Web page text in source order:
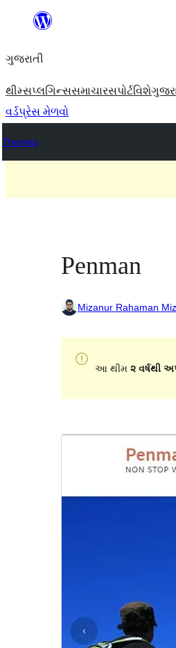
કંટેન્ટ(લખાણ)
જાઓ
ગુજરાતી
થીમ્સપ્લગિન્સસમાચારસપોર્ટવિશે
વર્ડપ્રેસ મેળવો
Themes
Penman
Mizanur Rahaman
આ થીમ ૨ વર્ષથી